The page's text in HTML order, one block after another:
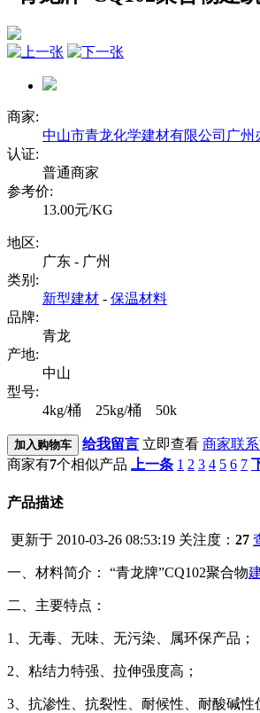
商家:
中山市青龙化学建材有限公司广州
认证:
普通商家
参考价:
13.00元/KG
地区:
广东 - 广州
类别:
新型建材 - 保温材料
品牌:
青龙
产地:
中山
型号:
4kg/桶 25kg/桶 50k
加入购物车 给我留言 立即查看 商家联
商家有7个相似产品 上一条 1 2 3 4 5 6 7
产品描述
更新于 2010-03-26 08:53:19 关注度： 27
一、材料简介： “青龙牌”CQ102聚合物
二、主要特点：
1 、无毒、无味、无污染、属环保产品；
2 、粘结力特强、拉伸强度高；
3 、抗渗性、抗裂性、耐候性、耐酸碱性